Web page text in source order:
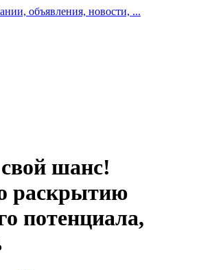
объявления, новости, ...
шанс!
раскрытию
потенциала,